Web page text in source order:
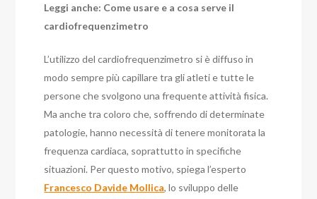
Leggi anche: Come usare e a cosa serve il
cardiofrequenzimetro
L’utilizzo del cardiofrequenzimetro si è diffuso in
modo sempre più capillare tra gli atleti e tutte le
persone che svolgono una frequente attività fisica.
Ma anche tra coloro che, soffrendo di determinate
patologie, hanno necessità di tenere monitorata la
frequenza cardiaca, soprattutto in specifiche
situazioni. Per questo motivo, spiega l’esperto
Francesco Davide Mollica, lo sviluppo delle